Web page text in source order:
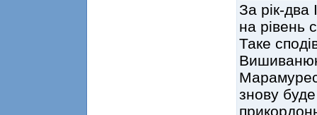
За рік-
на рівень
Таке
Вишиванюк
знову